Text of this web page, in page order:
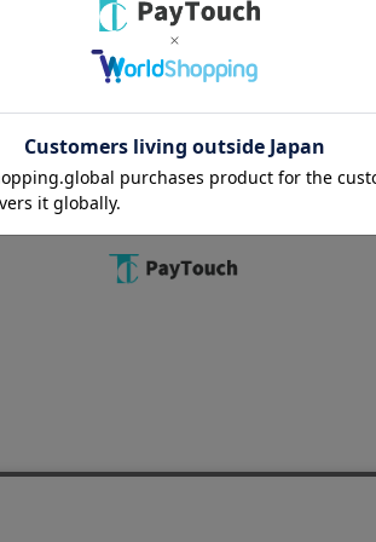
Copyright 2022 Watahan Homeaid Co., Ltd.
Powered by Watahan Partners Co., Ltd.